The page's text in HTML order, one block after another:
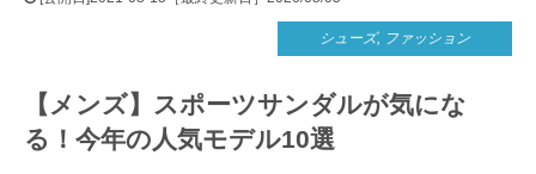
シューズ, ファッション
【メンズ】スポーツサンダルが気にな
る！今年の人気モデル10選